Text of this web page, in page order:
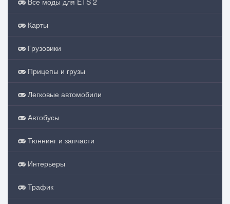
Карты
Грузовики
Прицепы и грузы
Легковые автомобили
Автобусы
Тюннинг и запчасти
Интерьеры
Трафик